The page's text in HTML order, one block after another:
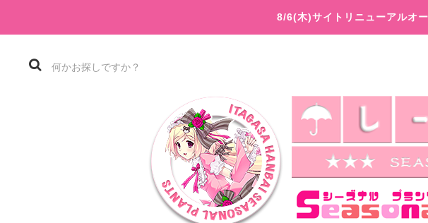
8/6(木)サイトリニューアルオ